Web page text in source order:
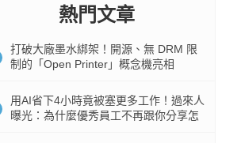
熱門文章
打破大廠墨水綁架！開源、無 DRM 限
制的「Open Printer」概念機亮相
用AI省下4小時竟被塞更多工作！過來人
曝光：為什麼優秀員工不再跟你分享怎